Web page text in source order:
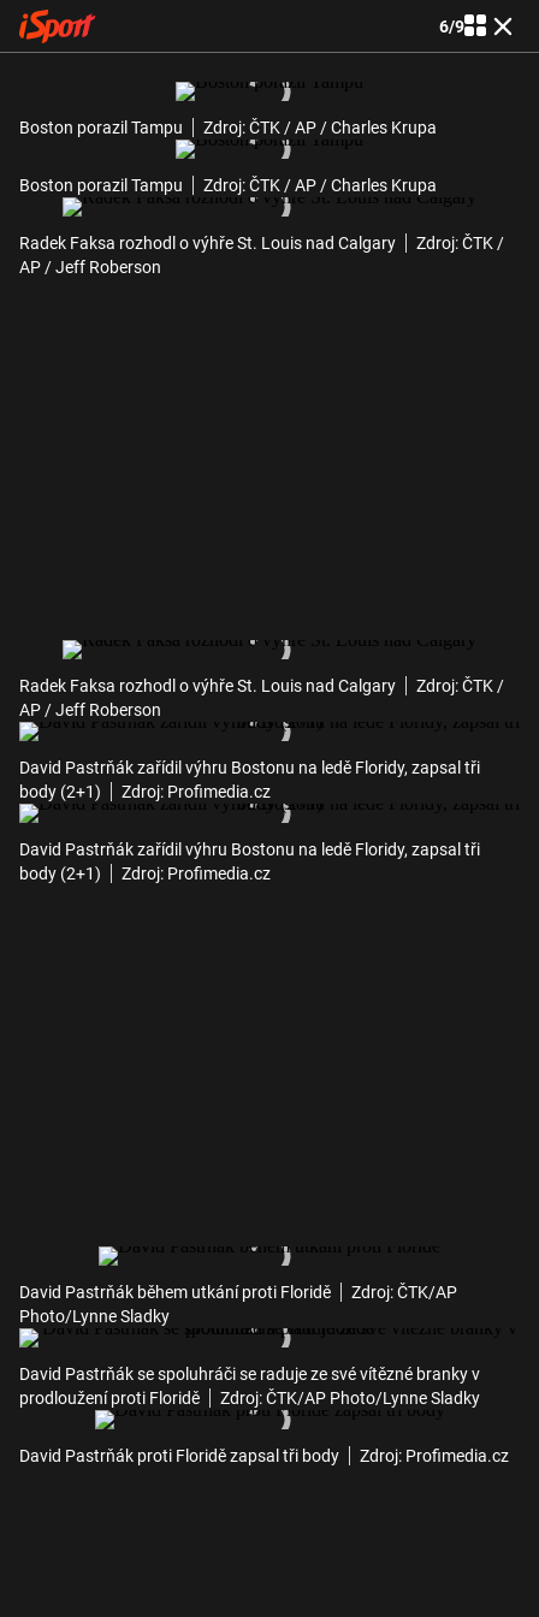
6/9
Boston porazil Tampu Zdroj: ČTK / AP / Charles Krupa
Boston porazil Tampu Zdroj: ČTK / AP / Charles Krupa
Radek Faksa rozhodl o výhře St. Louis nad Calgary
Zdroj: ČTK /
AP / Jeff Roberson
Radek Faksa rozhodl o výhře St. Louis nad Calgary
Zdroj: ČTK /
AP / Jeff Roberson
David Pastrňák zařídil výhru Bostonu na ledě Floridy, zapsal tři
body (2+1)
Zdroj: Profimedia.cz
David Pastrňák zařídil výhru Bostonu na ledě Floridy, zapsal tři
body (2+1)
Zdroj: Profimedia.cz
David Pastrňák během utkání proti Floridě
Zdroj: ČTK/AP
Photo/Lynne Sladky
David Pastrňák se spoluhráči se raduje ze své vítězné branky v
prodloužení proti Floridě
Zdroj: ČTK/AP Photo/Lynne Sladky
David Pastrňák proti Floridě zapsal tři body Zdroj: Profimedia.cz